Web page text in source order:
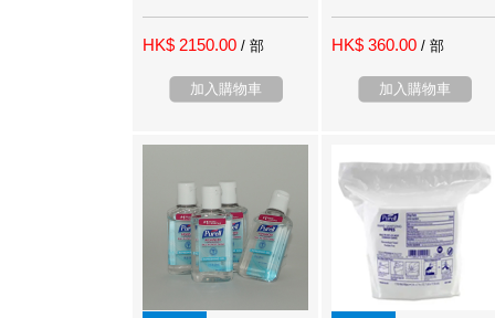
HK$ 2150.00 / 部
加入購物車
HK$ 360.00 / 部
加入購物車